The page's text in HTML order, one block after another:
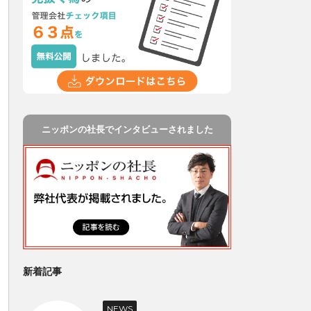
ニッポンの社長でインタビューされました
新着記事
NEWS